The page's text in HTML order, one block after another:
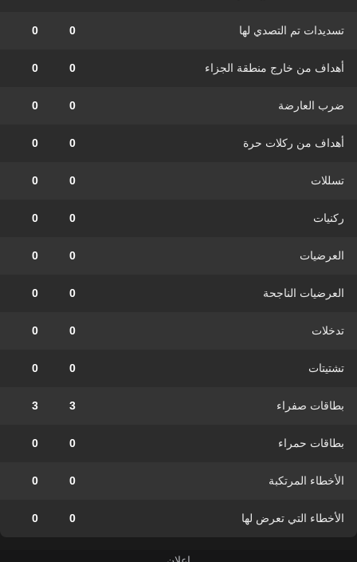
تسديدات تم التصدي لها 0
0
أهداف من خارج منطقة الجزاء 0
0
ضرب العارضة 0
0
أهداف من ركلات حرة 0
0
تسللات 0
0
ركنيات 0
0
العرضيات 0
0
العرضيات الناجحة 0
0
تدخلات 0
0
تشتيتات 0
0
بطاقات صفراء 3
3
بطاقات حمراء 0
0
الأخطاء المرتكبة 0
0
الأخطاء التي تعرض لها 0
0